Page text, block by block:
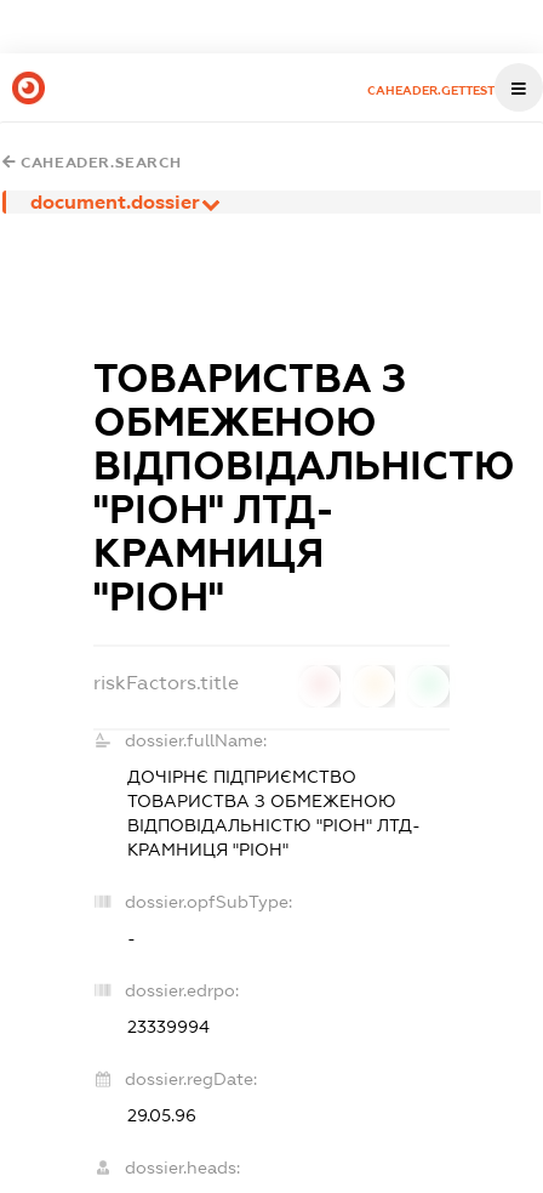
CAHEADER.GETTEST
CAHEADER.SEARCH
document.dossier
ТОВАРИСТВА З
ОБМЕЖЕНОЮ
ВІДПОВІДАЛЬНІСТЮ
"РІОН" ЛТД-
КРАМНИЦЯ
"РІОН"
riskFactors.title
dossier.fullName:
ДОЧІРНЄ ПІДПРИЄМСТВО
ТОВАРИСТВА З ОБМЕЖЕНОЮ
ВІДПОВІДАЛЬНІСТЮ "РІОН" ЛТД-
КРАМНИЦЯ "РІОН"
dossier.opfSubType:
-
dossier.edrpo:
23339994
dossier.regDate:
29.05.96
dossier.heads: